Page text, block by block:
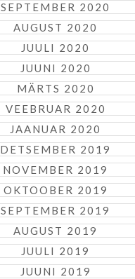
SEPTEMBER 2020
AUGUST 2020
JUULI 2020
JUUNI 2020
MÄRTS 2020
VEEBRUAR 2020
JAANUAR 2020
DETSEMBER 2019
NOVEMBER 2019
OKTOOBER 2019
SEPTEMBER 2019
AUGUST 2019
JUULI 2019
JUUNI 2019